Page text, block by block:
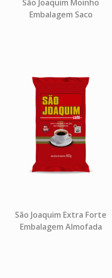
São Joaquim Moinho
Embalagem Saco
São Joaquim Extra Forte
Embalagem Almofada